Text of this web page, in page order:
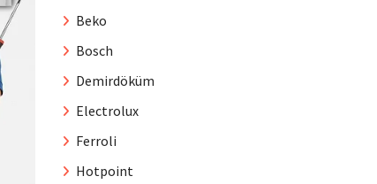
Beko
Bosch
Demirdöküm
Electrolux
Ferroli
Hotpoint